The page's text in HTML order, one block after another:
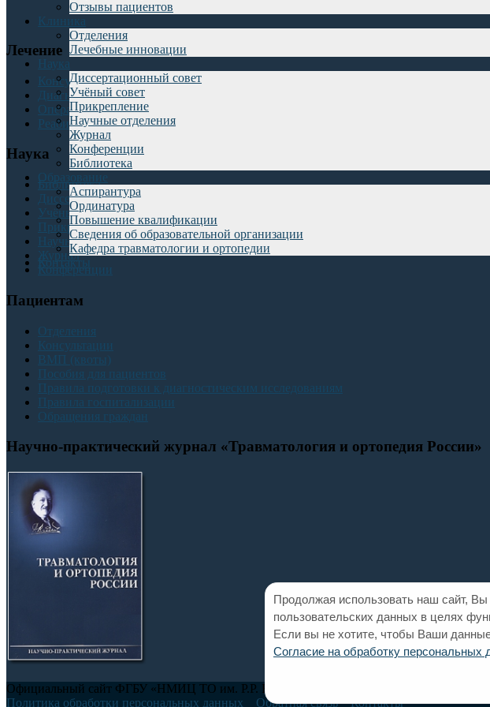
Отзывы пациентов
Клиника
Отделения
Лечебные инновации
Наука
Диссертационный совет
Учёный совет
Прикрепление
Научные отделения
Журнал
Конференции
Библиотека
Образование
Аспирантура
Ординатура
Повышение квалификации
Сведения об образовательной организации
Кафедра травматологии и ортопедии
Контакты
Лечение
Консультации
Диагностика
Операции
Реабилитация
Наука
Библиотека
Диссертационный совет
Учёный совет
Прикрепление
Научные отделения
Журнал
Конференции
Пациентам
Отделения
Консультации
ВМП (квоты)
Пособия для пациентов
Правила подготовки к диагностическим исследованиям
Правила госпитализации
Обращения граждан
Научно-практический журнал «Травматология и ортопедия России»
Официальный сайт ФГБУ «НМИЦ ТО им. Р.Р. Вредена» Минздрава России
Политика обработки персональных данных
Обратная связь Контакты
Продолжая использовать наш сайт,
пользовательских данных в целях
Если вы не хотите, чтобы Ваши
Согласие на обработку персональных